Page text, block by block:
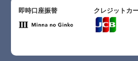
即時口座振替 クレジットカ